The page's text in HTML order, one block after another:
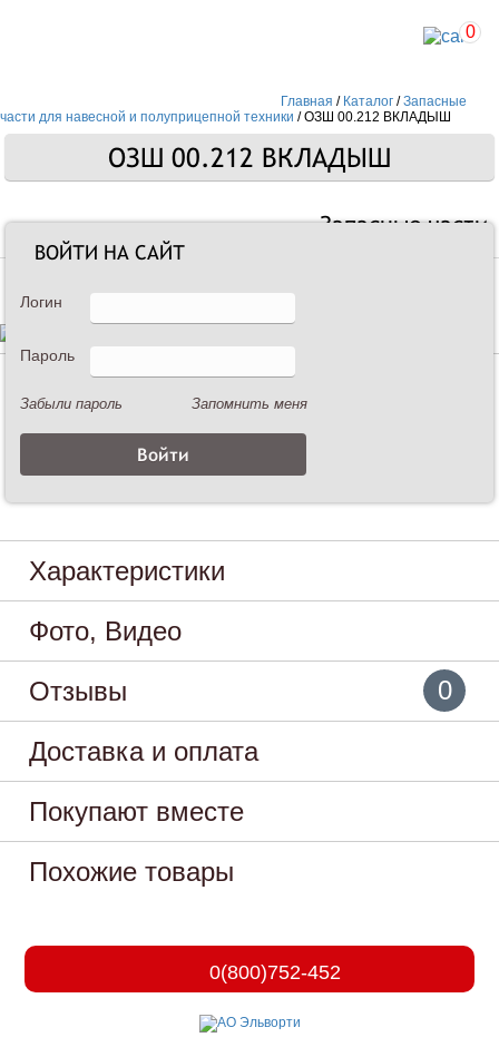
0
Главная / Каталог /Запасные
части для навесной и полуприцепной техники /ОЗШ 00.212 ВКЛАДЫШ
ОЗШ 00.212 ВКЛАДЫШ
Запасные части
Описание
ОЗШ 00.212 ВКЛАДЫШ
Характеристики
Фото, Видео
Отзывы
0
Доставка и оплата
Покупают вместе
Похожие товары
0(800)752-452
ВОЙТИ НА САЙТ
Логин
Пароль
Забыли пароль Запомнить меня